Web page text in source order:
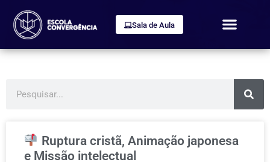
Sala de Aula
Ruptura cristã, Animação japonesa
e Missão intelectual